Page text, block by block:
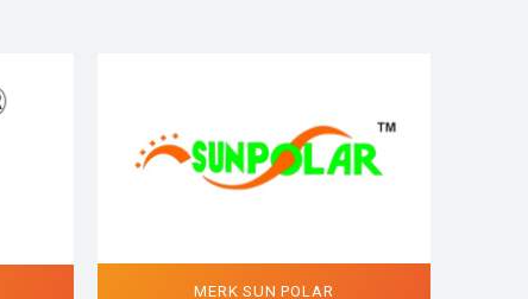
MERK SUN POLAR